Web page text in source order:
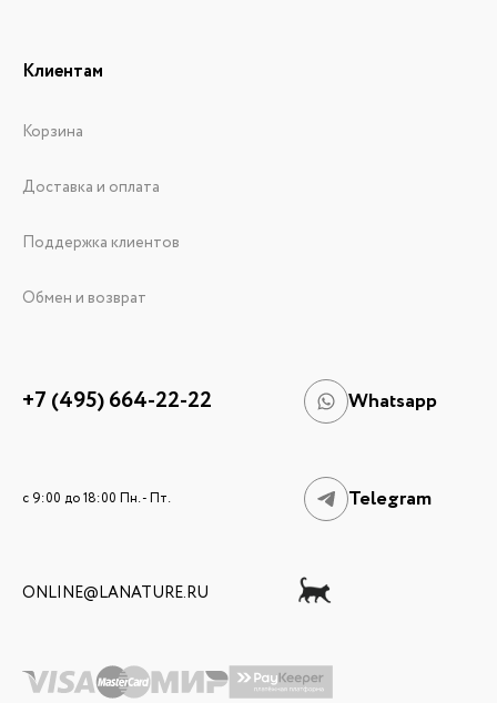
Клиентам
Корзина
Доставка и оплата
Поддержка клиентов
Обмен и возврат
+7 (495) 664-22-22 Whatsapp
c 9:00 до 18:00 Пн. - Пт. Telegram
ONLINE@LANATURE.RU